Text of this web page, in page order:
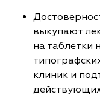
выкупают
на таблетки
клиник и